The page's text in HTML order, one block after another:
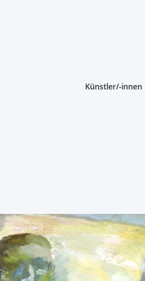
Künstler/-innen